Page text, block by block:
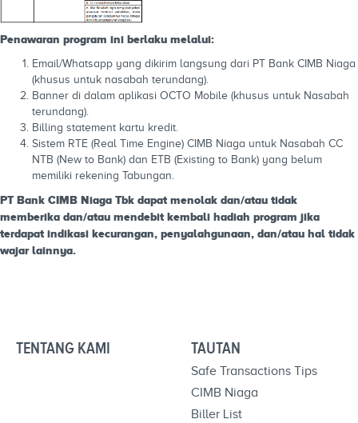
Penawaran program ini berlaku melalui:
Email/Whatsapp yang dikirim langsung dari PT Bank CIMB Niaga
(khusus untuk nasabah terundang).
Banner di dalam aplikasi OCTO Mobile (khusus untuk Nasabah
terundang).
Billing statement kartu kredit.
Sistem RTE (Real Time Engine) CIMB Niaga untuk Nasabah CC
NTB (New to Bank) dan ETB (Existing to Bank) yang belum
memiliki rekening Tabungan.
PT Bank CIMB Niaga Tbk dapat menolak dan/atau tidak
memberika dan/atau mendebit kembali hadiah program jika
terdapat indikasi kecurangan, penyalahgunaan, dan/atau hal tidak
wajar lainnya.
TENTANG KAMI TAUTAN
Safe Transactions Tips
CIMB Niaga
Biller List